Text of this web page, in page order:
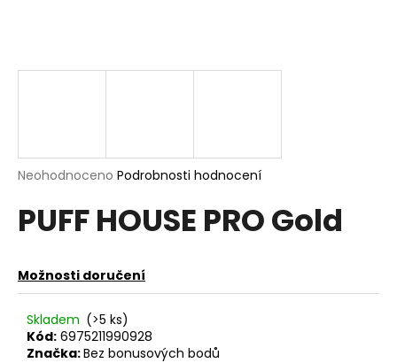
Průměrné
produktu
je
5
hvězdiček.
Neohodnoceno Podrobnosti hodnocení
PUFF HOUSE PRO Gold
Možnosti doručení
Skladem (>5 ks)
Kód: 6975211990928
Značka:Bez bonusových bodů
í
D
o
p
o